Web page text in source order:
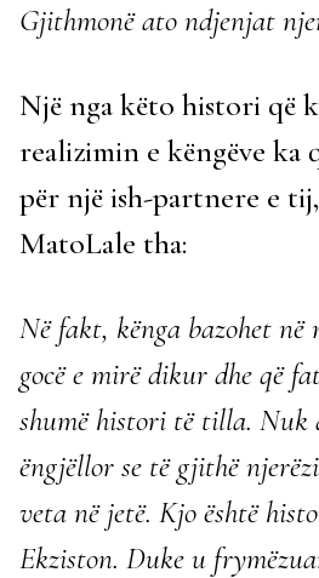
Gjithmonë ato ndjenjat
Një nga këto histori që
realizimin e këngëve ka
për një ish-partnere e
MatoLale tha:
Në fakt, kënga bazohet në
gocë e mirë dikur dhe që
shumë histori të tilla. Nuk
ëngjëllor se të gjithë
veta në jetë. Kjo është
Ekziston. Duke u